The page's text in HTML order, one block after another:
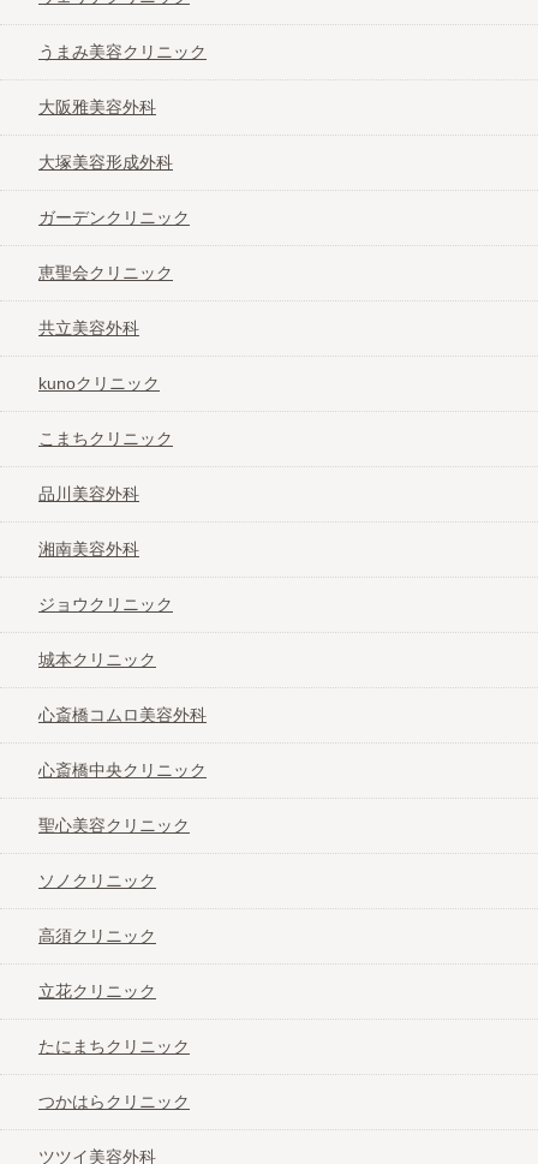
うまみ美容クリニック
大阪雅美容外科
大塚美容形成外科
ガーデンクリニック
恵聖会クリニック
共立美容外科
kunoクリニック
こまちクリニック
品川美容外科
湘南美容外科
ジョウクリニック
城本クリニック
心斎橋コムロ美容外科
心斎橋中央クリニック
聖心美容クリニック
ソノクリニック
高須クリニック
立花クリニック
たにまちクリニック
つかはらクリニック
ツツイ美容外科